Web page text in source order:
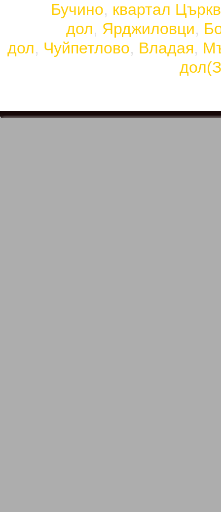
Бучино, квартал
дол, Ярджиловци,
дол, Чуйпетлово, Владая,